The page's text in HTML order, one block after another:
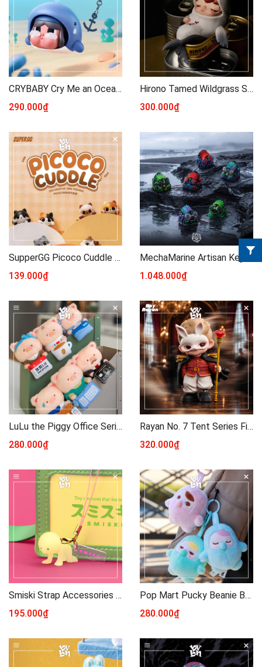
CRYBABY Cry Me an Ocean Series Figures Blindbox Series
290.000₫
Hirono Tamed Wildgrass Series Figures POPMART - Hirono Vol 11
300.000₫
SupperGG Picoco Cuddle Hippers Blindbox Series
139.000₫
MechaMarine Artisan Keycap By Dwarf Factory
1.048.000₫
LuLu the Piggy Office Series - My Workplace Partners Monitor Plush Key Blindbox Series
280.000₫
Rayan No. 7 Tent Series Figure Blindbox
320.000₫
Smiski Strap Accessories Series 4
195.000₫
Pop Mart Pucky Beanie Bubble Up Series-Plush Pendant
280.000₫